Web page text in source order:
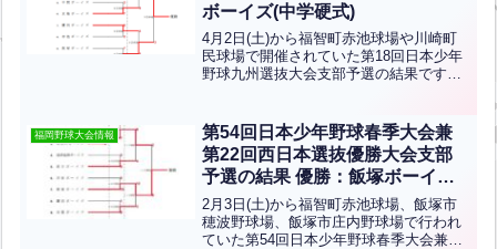
ボーイズ(中学硬式)
4月2日(土)から福智町赤池球場や川崎町
民球場で開催されていた第18回日本少年
野球九州選抜大会支部予選の結果です。
福岡野球大会情報
第54回日本少年野球春季大会兼
第22回西日本選抜優勝大会支部
予選の結果 優勝：飯塚ボーイズ
(中学硬式)
2月3日(土)から福智町赤池球場、飯塚市
穂波野球場、飯塚市庄内野球場で行われ
ていた第54回日本少年野球春季大会兼第